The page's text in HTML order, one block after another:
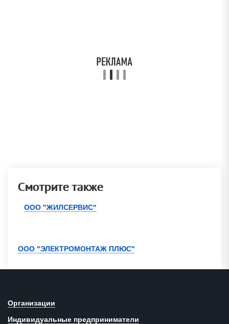
Смотрите также
ООО "ЖИЛСЕРВИС"
ООО "ЭЛЕКТРОМОНТАЖ ПЛЮС"
Организации
Индивидуальные предприниматели